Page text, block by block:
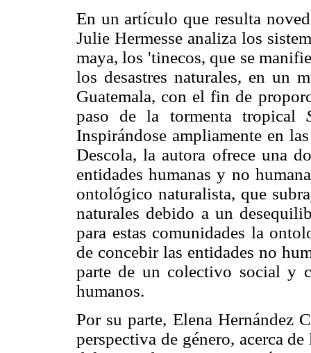
En un artículo que resulta
Julie Hermesse analiza los
maya, los 'tinecos, que se
los desastres naturales, en un
Guatemala, con el fin de
paso de la tormenta tropical
Inspirándose ampliamente en
Descola, la autora ofrece una
entidades humanas y no
ontológico naturalista, que
naturales debido a un
para estas comunidades la
de concebir las entidades no
parte de un colectivo social y
humanos.
Por su parte, Elena Hernández
perspectiva de género, acerca